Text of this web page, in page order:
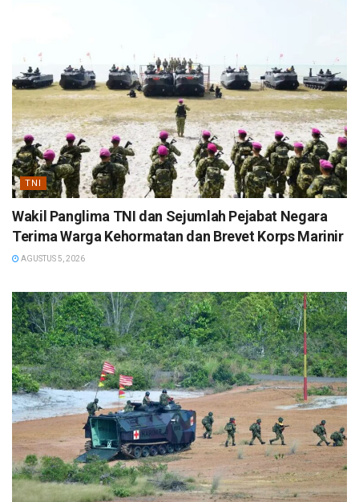
TNI
Wakil Panglima TNI dan Sejumlah Pejabat Negara
Terima Warga Kehormatan dan Brevet Korps Marinir
AGUSTUS 5, 2026